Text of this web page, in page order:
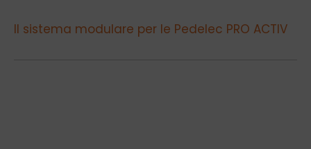
Il sistema modulare per le Pedelec PRO ACTIV